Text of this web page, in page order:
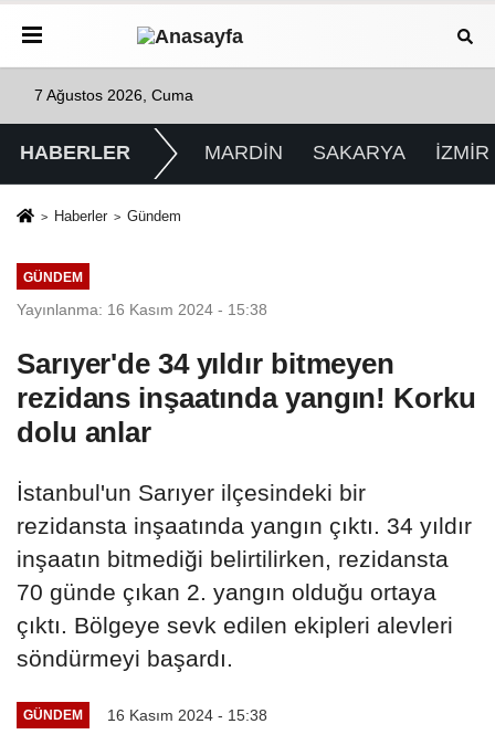
7 Ağustos 2026, Cuma
HABERLER MARDİN SAKARYA İZMİR
Haberler Gündem
GÜNDEM
Yayınlanma: 16 Kasım 2024 - 15:38
Sarıyer'de 34 yıldır bitmeyen
rezidans inşaatında yangın! Korku
dolu anlar
İstanbul'un Sarıyer ilçesindeki bir
rezidansta inşaatında yangın çıktı. 34 yıldır
inşaatın bitmediği belirtilirken, rezidansta
70 günde çıkan 2. yangın olduğu ortaya
çıktı. Bölgeye sevk edilen ekipleri alevleri
söndürmeyi başardı.
GÜNDEM 16 Kasım 2024 - 15:38